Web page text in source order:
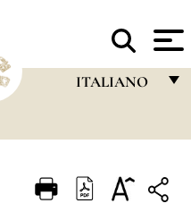
ITALIANO
ITALIANO